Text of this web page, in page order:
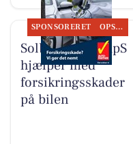
SPONSORERET OPSLAGSTAVLEN
Solbjerg Biler ApS
hjælper med
forsikringsskader
på bilen